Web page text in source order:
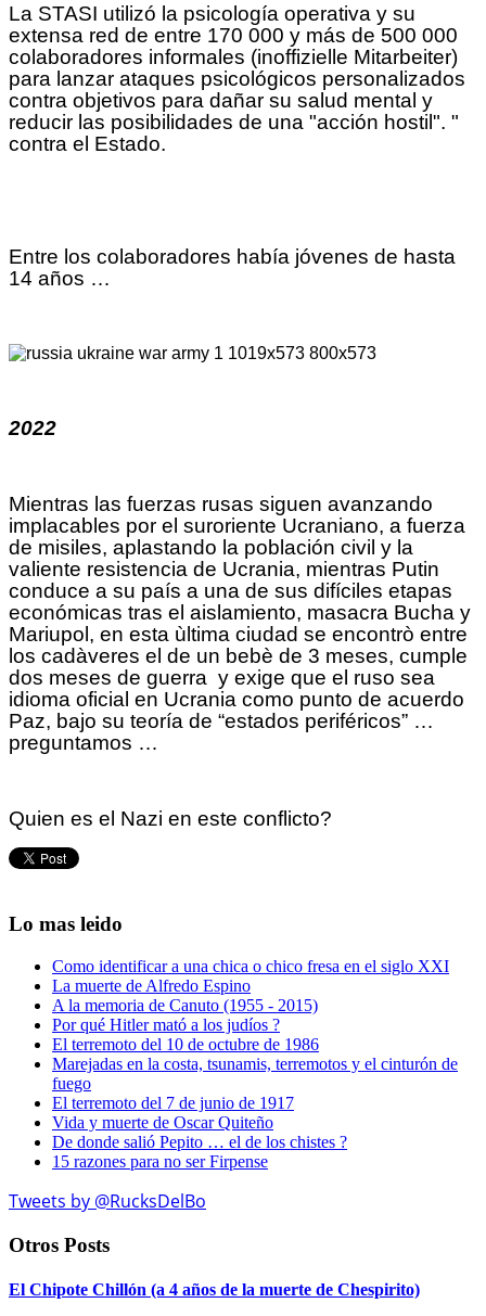
La STASI utilizó la psicología operativa y su
extensa red de entre 170 000 y más de 500 000
colaboradores informales (inoffizielle Mitarbeiter)
para lanzar ataques psicológicos personalizados
contra objetivos para dañar su salud mental y
reducir las posibilidades de una "acción hostil". "
contra el Estado.
Entre los colaboradores había jóvenes de hasta
14 años …
2022
Mientras las fuerzas rusas siguen avanzando
implacables por el suroriente Ucraniano, a fuerza
de misiles, aplastando la población civil y la
valiente resistencia de Ucrania, mientras Putin
conduce a su país a una de sus difíciles etapas
económicas tras el aislamiento, masacra Bucha y
Mariupol, en esta ùltima ciudad se encontrò entre
los cadàveres el de un bebè de 3 meses, cumple
dos meses de guerra y exige que el ruso sea
idioma oficial en Ucrania como punto de acuerdo
Paz, bajo su teoría de “estados periféricos” …
preguntamos …
Quien es el Nazi en este conflicto?
Lo mas leido
Como identificar a una chica o chico fresa en el siglo XXI
La muerte de Alfredo Espino
A la memoria de Canuto (1955 - 2015)
Por qué Hitler mató a los judíos ?
El terremoto del 10 de octubre de 1986
Marejadas en la costa, tsunamis, terremotos y el cinturón de
fuego
El terremoto del 7 de junio de 1917
Vida y muerte de Oscar Quiteño
De donde salió Pepito … el de los chistes ?
15 razones para no ser Firpense
Tweets by @RucksDelBo
Otros Posts
El Chipote Chillón (a 4 años de la muerte de Chespirito)